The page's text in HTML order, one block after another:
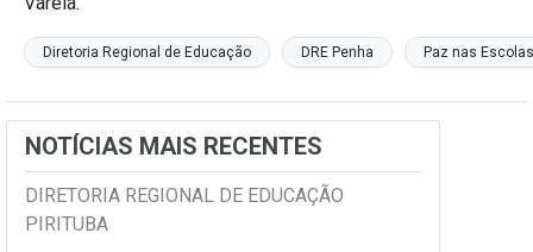
Diretoria Regional de Educação DRE Penha Paz nas Escolas
NOTÍCIAS MAIS RECENTES
DIRETORIA REGIONAL DE EDUCAÇÃO
PIRITUBA